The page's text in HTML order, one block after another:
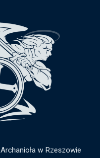
w Rzeszowie